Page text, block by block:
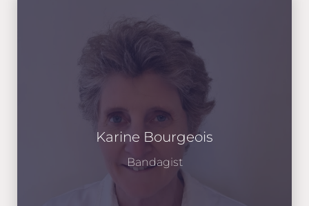
Karine Bourgeois
Bandagist